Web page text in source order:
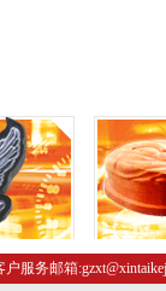
服务邮箱